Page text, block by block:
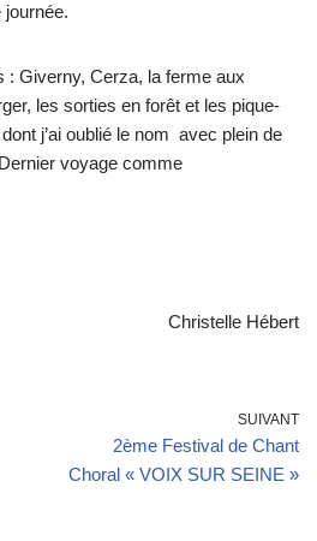
: Giverny, Cerza, la ferme aux
les sorties en forêt et les pique-
j’ai oublié le nom avec plein de
voyage comme
Christelle Hébert
SUIVANT
2ème Festival de Chant
Choral « VOIX SUR SEINE »